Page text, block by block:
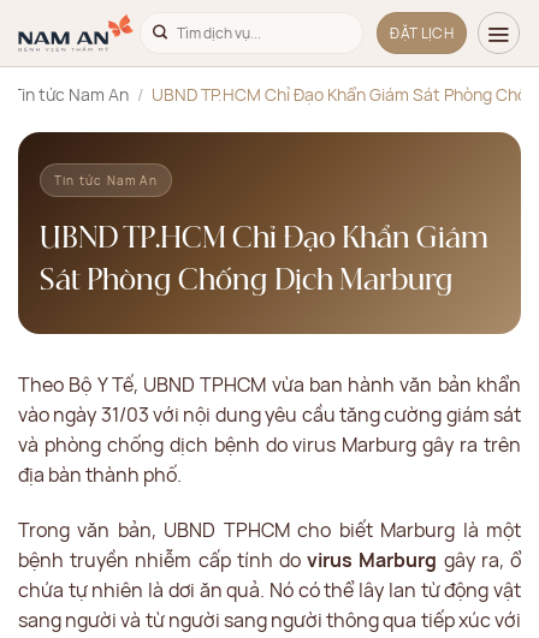
qua
nội
dung
ĐẶT LỊCH
Tin tức Nam An / UBND TP.HCM Chỉ Đạo Khẩn Giám Sát Phòng
Tin tức Nam An
UBND TP.HCM Chỉ Đạo Khẩn Giám
Sát Phòng Chống Dịch Marburg
Theo Bộ Y Tế, UBND TPHCM vừa ban hành văn bản khẩn
vào ngày 31/03 với nội dung yêu cầu tăng cường giám sát
và phòng chống dịch bệnh do virus Marburg gây ra trên
địa bàn thành phố.
Trong văn bản, UBND TPHCM cho biết Marburg là một
bệnh truyền nhiễm cấp tính dovirus Marburg gây ra, ổ
chứa tự nhiên là dơi ăn quả. Nó có thể lây lan từ động vật
sang người và từ người sang người thông qua tiếp xúc với